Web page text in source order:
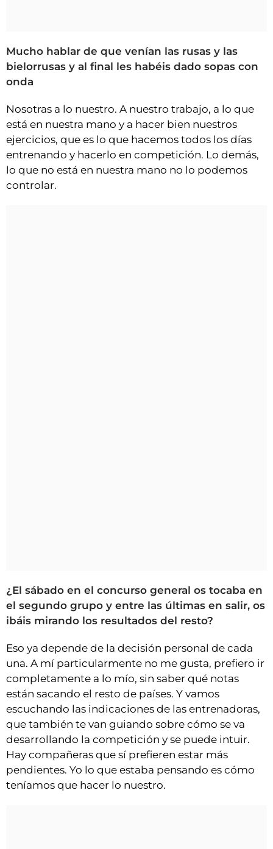
Mucho hablar de que venían las rusas y las
bielorrusas y al final les habéis dado sopas con
onda
Nosotras a lo nuestro. A nuestro trabajo, a lo que
está en nuestra mano y a hacer bien nuestros
ejercicios, que es lo que hacemos todos los días
entrenando y hacerlo en competición. Lo demás,
lo que no está en nuestra mano no lo podemos
controlar.
¿El sábado en el concurso general os tocaba en
el segundo grupo y entre las últimas en salir, os
ibáis mirando los resultados del resto?
Eso ya depende de la decisión personal de cada
una. A mí particularmente no me gusta, prefiero ir
completamente a lo mío, sin saber qué notas
están sacando el resto de países. Y vamos
escuchando las indicaciones de las entrenadoras,
que también te van guiando sobre cómo se va
desarrollando la competición y se puede intuir.
Hay compañeras que sí prefieren estar más
pendientes. Yo lo que estaba pensando es cómo
teníamos que hacer lo nuestro.